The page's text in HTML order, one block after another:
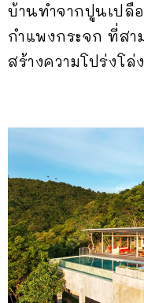
บ้านทำจากปูนเปลื
กำแพงกระจก ที่ส
สร้างความโปร่งโล่